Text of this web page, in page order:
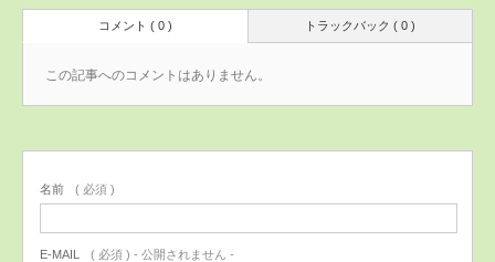
トラックバック ( 0 )
コメント ( 0 )
この記事へのコメントはありません。
名前 ( 必須 )
E-MAIL ( 必須 ) - 公開されません -